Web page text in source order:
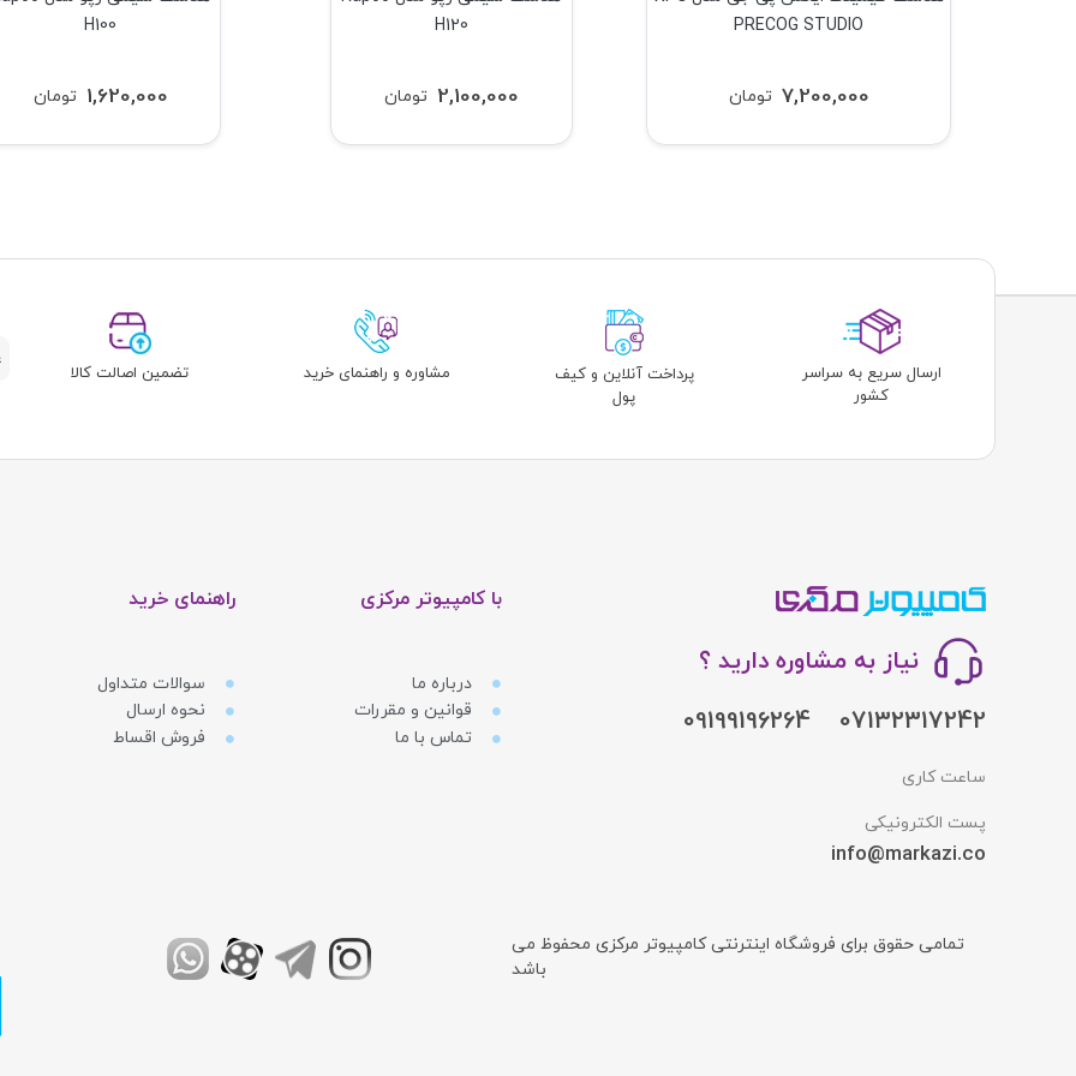
H100
تومان 1,620,000
H120
تومان 2,100,000
PRECOG STUDIO
تومان 7,200,000
ارسال سریع به سراسر
کشور
پرداخت آنلاین و کیف
پول
مشاوره و راهنمای خرید تضمین اصالت کالا
نیاز به مشاوره دارید ؟
07132317242
09199196264
ساعت کاری
پست الکترونیکی
info@markazi.co
با کامپیوتر مرکزی
درباره ما
قوانین و مقررات
تماس با ما
راهنمای خرید
سوالات متداول
نحوه ارسال
فروش اقساط
تمامی حقوق برای فروشگاه اینترنتی کامپیوتر مرکزی محفوظ می
باشد